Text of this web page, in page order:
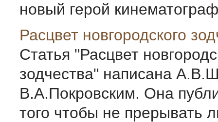
новый герой
Расцвет новгородского
Статья "Расцвет
зодчества" написана
В.А.Покровским. Она
того чтобы не прерывать